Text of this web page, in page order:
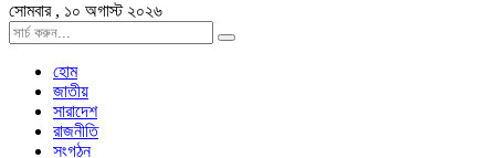
সোমবার , ১০ অগাস্ট ২০২৬
হোম
জাতীয়
সারাদেশ
রাজনীতি
সংগঠন